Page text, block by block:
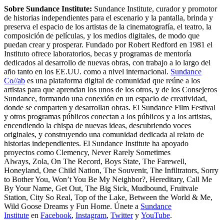
Sobre Sundance Institute: Sundance Institute, curador y promotor
de historias independientes para el escenario y la pantalla, brinda y
preserva el espacio de los artistas de la cinematografía, el teatro, la
composición de películas, y los medios digitales, de modo que
puedan crear y prosperar. Fundado por Robert Redford en 1981 el
Instituto ofrece laboratorios, becas y programas de mentoría
dedicados al desarrollo de nuevas obras, con trabajo a lo largo del
año tanto en los EE.UU. como a nivel internacional. Sundance
Co//ab es una plataforma digital de comunidad que reúne a los
artistas para que aprendan los unos de los otros, y de los Consejeros
Sundance, formando una conexión en un espacio de creatividad,
donde se comparten y desarrollan obras. El Sundance Film Festival
y otros programas públicos conectan a los públicos y a los artistas,
encendiendo la chispa de nuevas ideas, descubriendo voces
originales, y construyendo una comunidad dedicada al relato de
historias independientes. El Sundance Institute ha apoyado
proyectos como Clemency, Never Rarely Sometimes
Always, Zola, On The Record, Boys State, The Farewell,
Honeyland, One Child Nation, The Souvenir, The Infiltrators, Sorry
to Bother You, Won’t You Be My Neighbor?, Hereditary, Call Me
By Your Name, Get Out, The Big Sick, Mudbound, Fruitvale
Station, City So Real, Top of the Lake, Between the World & Me,
Wild Goose Dreams y Fun Home. Únete a Sundance
Institute en Facebook, Instagram, Twittery YouTube.